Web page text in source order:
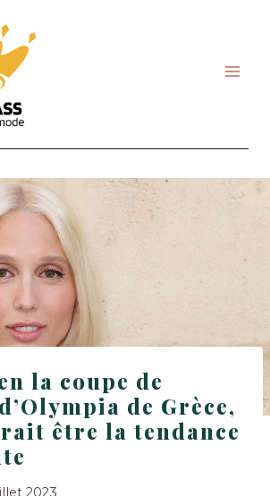
la coupe de
de Grèce,
être la tendance
2023